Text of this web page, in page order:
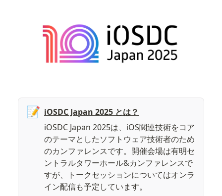
📝 iOSDC Japan 2025 とは？
iOSDC Japan 2025は、iOS関連技術をコア
のテーマとしたソフトウェア技術者のため
のカンファレンスです。開催会場は有明セ
ントラルタワーホール&カンファレンスで
すが、トークセッションについてはオンラ
イン配信も予定しています。